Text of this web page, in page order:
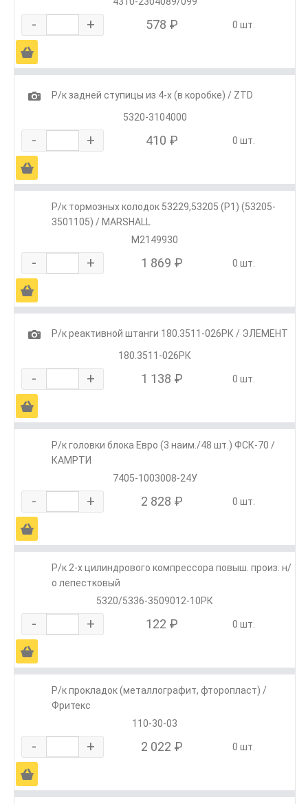
- + 578 ₽ 0 шт.
Ä
1
Р/к задней ступицы из 4-х (в коробке) / ZTD
5320-3104000
- + 410 ₽ 0 шт.
Ä
Р/к тормозных колодок 53229,53205 (Р1) (53205-
3501105) / MARSHALL
M2149930
- + 1 869 ₽ 0 шт.
Ä
1
Р/к реактивной штанги 180.3511-026РК / ЭЛЕМЕНТ
180.3511-026РК
- + 1 138 ₽ 0 шт.
Ä
Р/к головки блока Евро (3 наим./48 шт.) ФСК-70 /
КАМРТИ
7405-1003008-24У
- + 2 828 ₽ 0 шт.
Ä
Р/к 2-х цилиндрового компрессора повыш. произ. н/
о лепестковый
5320/5336-3509012-10РК
- + 122 ₽ 0 шт.
Ä
Р/к прокладок (металлографит, фторопласт) /
Фритекс
110-30-03
- + 2 022 ₽ 0 шт.
Ä